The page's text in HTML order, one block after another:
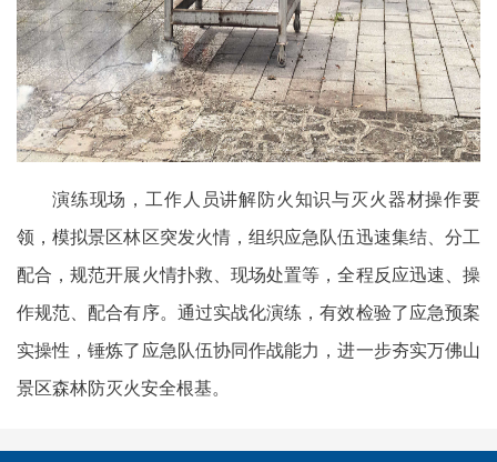
演练现场，工作人员讲解防火知识与灭火器材操作要
领，模拟景区林区突发火情，组织应急队伍迅速集结、分工
配合，规范开展火情扑救、现场处置等，全程反应迅速、操
作规范、配合有序。通过实战化演练，有效检验了应急预案
实操性，锤炼了应急队伍协同作战能力，进一步夯实万佛山
景区森林防灭火安全根基。